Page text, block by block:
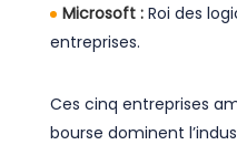
Microsoft : Roi des
entreprises.
Ces cinq entreprises
bourse dominent